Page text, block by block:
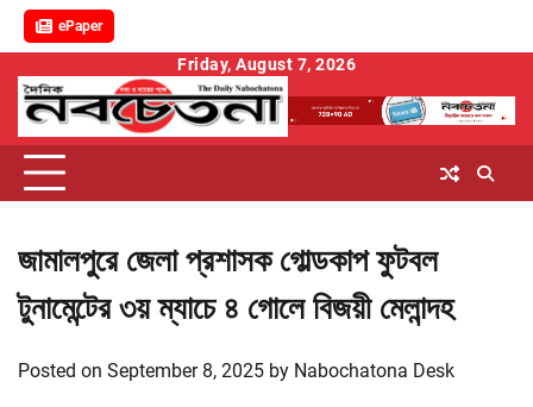
ePaper
content
Friday, August 7, 2026
জামালপুরে জেলা প্রশাসক গোল্ডকাপ ফুটবল
টুনামেন্টের ৩য় ম্যাচে ৪ গোলে বিজয়ী মেলান্দহ
Posted on September 8, 2025 by Nabochatona Desk